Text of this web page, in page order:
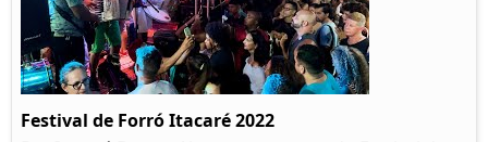
Festival de Forró Itacaré 2022